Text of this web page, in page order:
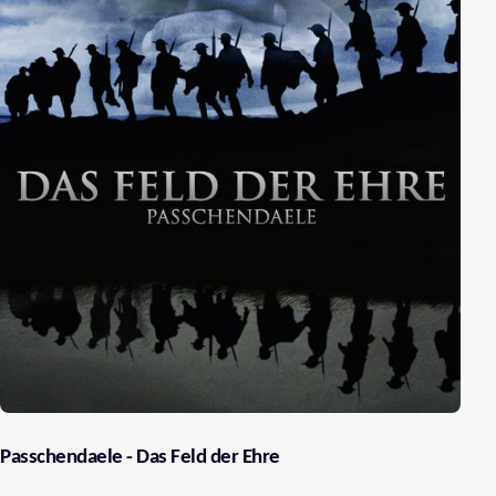
Passchendaele - Das Feld der Ehre